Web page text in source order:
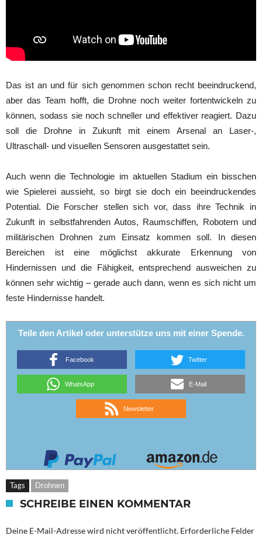
Das ist an und für sich genommen schon recht beeindruckend,
aber das Team hofft, die Drohne noch weiter fortentwickeln zu
können, sodass sie noch schneller und effektiver reagiert. Dazu
soll die Drohne in Zukunft mit einem Arsenal an Laser-,
Ultraschall- und visuellen Sensoren ausgestattet sein.
Auch wenn die Technologie im aktuellen Stadium ein bisschen
wie Spielerei aussieht, so birgt sie doch ein beeindruckendes
Potential. Die Forscher stellen sich vor, dass ihre Technik in
Zukunft in selbstfahrenden Autos, Raumschiffen, Robotern und
militärischen Drohnen zum Einsatz kommen soll. In diesen
Bereichen ist eine möglichst akkurate Erkennung von
Hindernissen und die Fähigkeit, entsprechend ausweichen zu
können sehr wichtig – gerade auch dann, wenn es sich nicht um
feste Hindernisse handelt.
Teile den Artikel oder unterstütze uns mit einer Spende.
Facebook Twitter
WhatsApp E-Mail
Newsletter
Tags Drohnen
SCHREIBE EINEN KOMMENTAR
Deine E-Mail-Adresse wird nicht veröffentlicht. Erforderliche Felder